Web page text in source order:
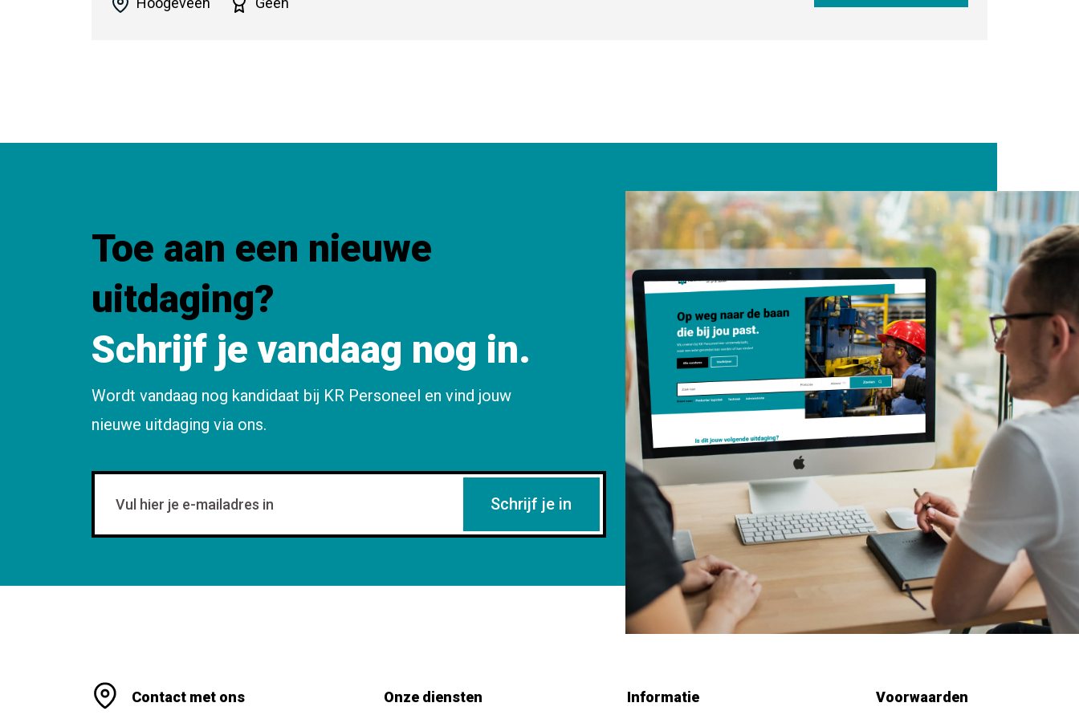
Toe aan een nieuwe
uitdaging?
Schrijf je vandaag nog in.
Wordt vandaag nog kandidaat bij KR Personeel en vind jouw
nieuwe uitdaging via ons.
Schrijf je in
Contact met ons
Onze diensten
Informatie
Voorwaarden